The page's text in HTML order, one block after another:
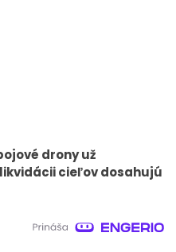
drony už
cieľov dosahujú